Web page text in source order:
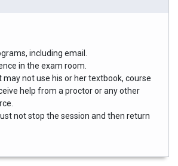
including email.
in the exam room.
may not use his or her textbook, course
help from a proctor or any other
not stop the session and then return